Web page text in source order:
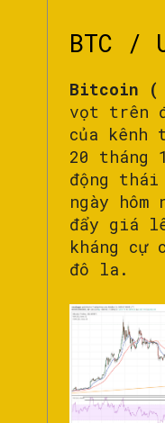
BTC /
Bitcoin (
vọt trên
của kênh
20 tháng
động thái
ngày
đẩy giá
kháng cự
đô la.